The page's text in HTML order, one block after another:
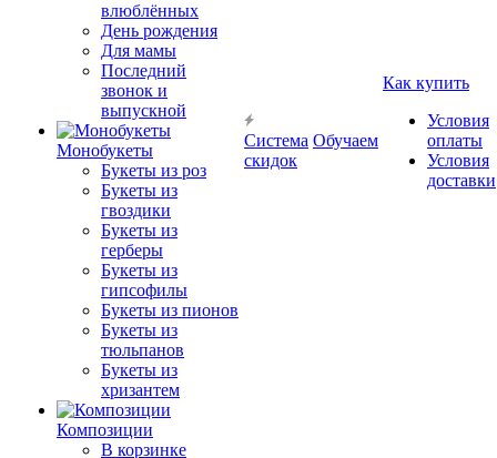
влюблённых
День рождения
Для мамы
Последний
звонок и
выпускной
Монобукеты
Букеты из роз
Букеты из
гвоздики
Букеты из
герберы
Букеты из
гипсофилы
Букеты из пионов
Букеты из
тюльпанов
Букеты из
хризантем
Композиции
В корзинке
Система
скидок
Обучаем
Как купить
Условия
оплаты
Условия
доставки